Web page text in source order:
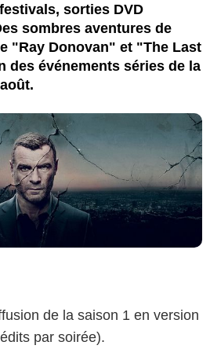
sorties DVD
sombres aventures de
"Ray Donovan" et "The Last
des événements séries de la
de la saison 1 en version
par soirée).